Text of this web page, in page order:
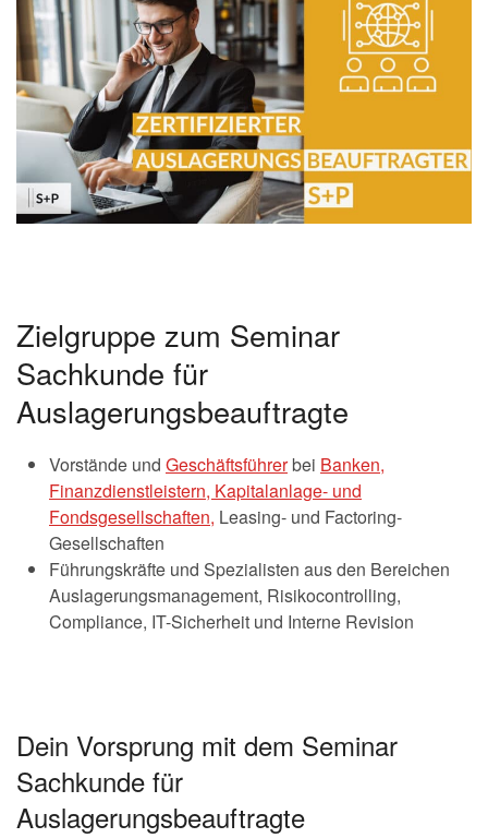
Zielgruppe zum Seminar
Sachkunde für
Auslagerungsbeauftragte
Vorstände und Geschäftsführerbei Banken,
Finanzdienstleistern, Kapitalanlage- und
Fondsgesellschaften, Leasing- und Factoring-
Gesellschaften
Führungskräfte und Spezialisten aus den Bereichen
Auslagerungsmanagement, Risikocontrolling,
Compliance, IT-Sicherheit und Interne Revision
Dein Vorsprung mit dem Seminar
Sachkunde für
Auslagerungsbeauftragte